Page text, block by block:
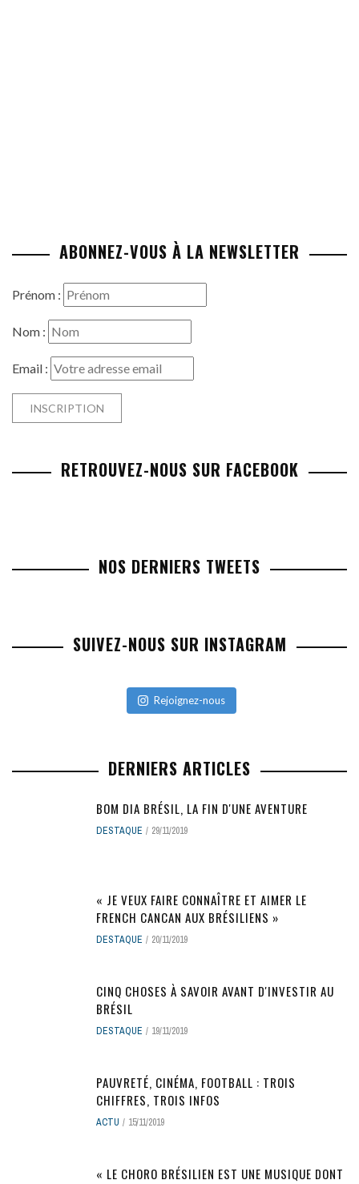
ABONNEZ-VOUS À LA NEWSLETTER
Prénom :
Nom :
Email :
RETROUVEZ-NOUS SUR FACEBOOK
NOS DERNIERS TWEETS
SUIVEZ-NOUS SUR INSTAGRAM
Rejoignez-nous
DERNIERS ARTICLES
BOM DIA BRÉSIL, LA FIN D'UNE AVENTURE
DESTAQUE 29/11/2019
« JE VEUX FAIRE CONNAÎTRE ET AIMER LE
FRENCH CANCAN AUX BRÉSILIENS »
DESTAQUE 20/11/2019
CINQ CHOSES À SAVOIR AVANT D'INVESTIR AU
BRÉSIL
DESTAQUE 19/11/2019
PAUVRETÉ, CINÉMA, FOOTBALL : TROIS
CHIFFRES, TROIS INFOS
ACTU 15/11/2019
« LE CHORO BRÉSILIEN EST UNE MUSIQUE DONT